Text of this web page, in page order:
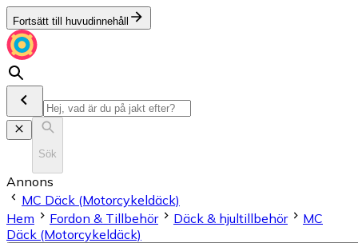
Fortsätt till huvudinnehåll
Sök
Annons
MC Däck (Motorcykeldäck)
Hem
Fordon & Tillbehör Däck & hjultillbehör
MC
Däck (Motorcykeldäck)